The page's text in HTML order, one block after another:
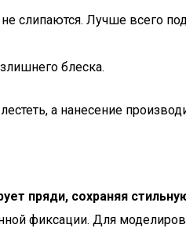
слипаются. Лучше всего
блеска.
а нанесение
пряди, сохраняя
фиксации. Для